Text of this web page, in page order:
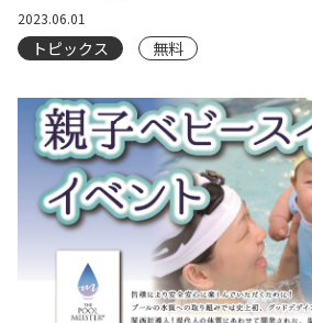
2023.06.01
トピックス 無料